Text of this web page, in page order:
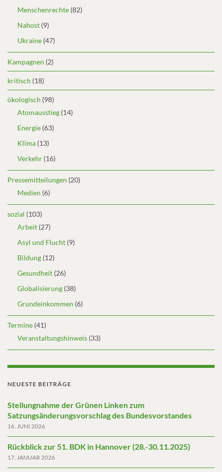
Menschenrechte (82)
Nahost (9)
Ukraine (47)
Kampagnen (2)
kritisch (18)
ökologisch (98)
Atomausstieg (14)
Energie (63)
Klima (13)
Verkehr (16)
Pressemitteilungen (20)
Medien (6)
sozial (103)
Arbeit (27)
Asyl und Flucht (9)
Bildung (12)
Gesundheit (26)
Globalisierung (38)
Grundeinkommen (6)
Termine (41)
Veranstaltungshinweis (33)
NEUESTE BEITRÄGE
Stellungnahme der Grünen Linken zum
Satzungsänderungsvorschlag des Bundesvorstandes
16. JUNI 2026
Rückblick zur 51. BDK in Hannover (28.-30.11.2025)
17. JANUAR 2026